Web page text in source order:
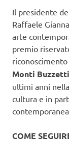
Il presidente
Raffaele
arte
premio
riconoscimento
Monti
ultimi anni
cultura e in
COME